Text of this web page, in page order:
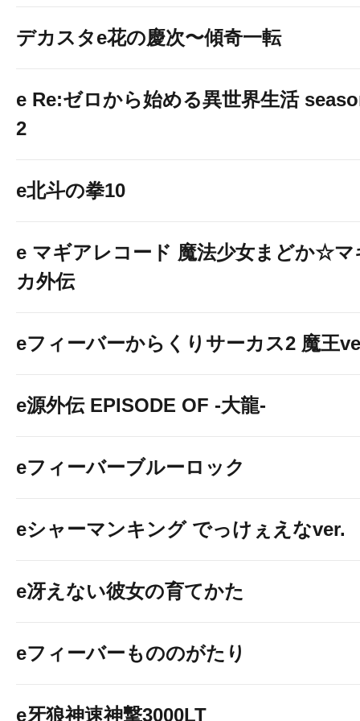
デカスタe花の慶次〜傾奇一転
e Re:ゼロから始める異世界生活
2
e北斗の拳10
e マギアレコード 魔法少女まどか☆マ
カ外伝
eフィーバーからくりサーカス2 魔王
e源外伝 EPISODE OF -大龍-
eフィーバーブルーロック
eシャーマンキング でっけぇえなver.
e冴えない彼女の育てかた
eフィーバーもののがたり
e牙狼神速神撃3000LT